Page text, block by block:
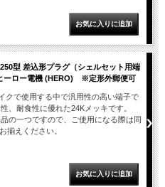
250型 差込形プラグ（シェルセット用端
ーロー電機 (HERO) ※定形外郵便可
クで使用する中で汎用性の高い端子で
、耐食性に優れた24Kメッキです。
の一つですので、ご使用になる際は同
揃えください。